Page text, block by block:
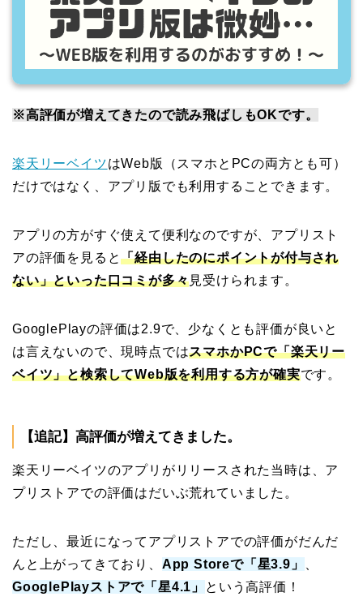
※高評価が増えてきたので読み飛ばしもOKです。
楽天リーベイツはWeb版（スマホとPCの両方とも可）
だけではなく、アプリ版でも利用することできます。
アプリの方がすぐ使えて便利なのですが、アプリスト
アの評価を見ると「経由したのにポイントが付与され
ない」といった口コミが多々見受けられます。
GooglePlayの評価は2.9で、少なくとも評価が良いと
は言えないので、現時点ではスマホかPCで「楽天リー
ベイツ」と検索してWeb版を利用する方が確実です。
【追記】高評価が増えてきました。
楽天リーベイツのアプリがリリースされた当時は、ア
プリストアでの評価はだいぶ荒れていました。
ただし、最近になってアプリストアでの評価がだんだ
んと上がってきており、 App Storeで「星3.9」
GooglePlayストアで「星4.1」
という高評価！